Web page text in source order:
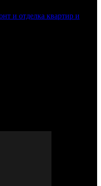
и отделка квартир и